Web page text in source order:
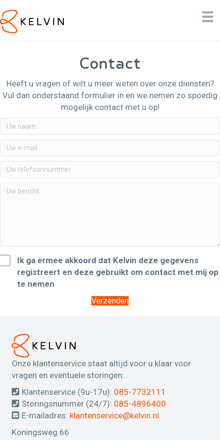
Contact
Heeft u vragen of wilt u meer weten over onze diensten?
Vul dan onderstaand formulier in en we nemen zo spoedig
mogelijk contact met u op!
Ik ga ermee akkoord dat Kelvin deze gegevens
registreert en deze gebruikt om contact met mij op
te nemen
Verzenden
Onze klantenservice staat altijd voor u klaar voor
vragen en eventuele storingen:
Klantenservice (9u-17u): 085-7732111
Storingsnummer (24/7): 085-4896400
E-mailadres: klantenservice@kelvin.nl
Koningsweg 66